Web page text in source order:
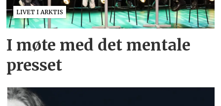
LIVET I ARKTIS
I møte med det mentale
presset